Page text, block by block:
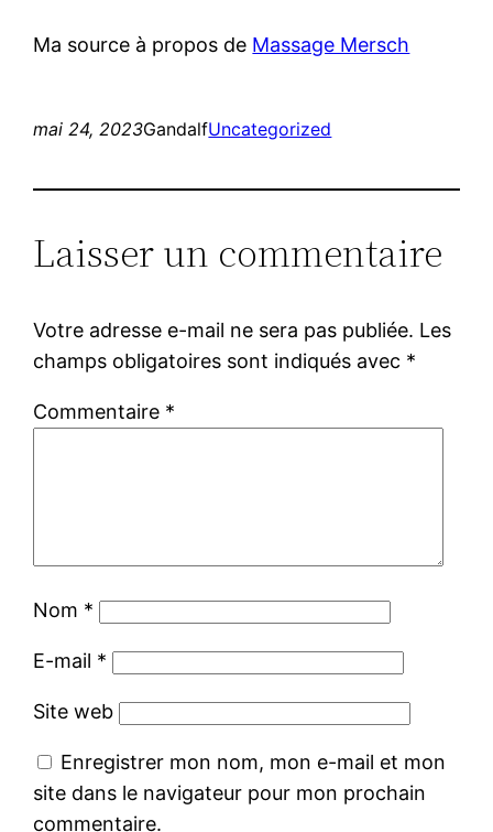
Ma source à propos de Massage Mersch
mai 24, 2023GandalfUncategorized
Laisser un commentaire
Votre adresse e-mail ne sera pas publiée. Les
champs obligatoires sont indiqués avec *
Commentaire *
Nom *
E-mail *
Site web
Enregistrer mon nom, mon e-mail et mon
site dans le navigateur pour mon prochain
commentaire.